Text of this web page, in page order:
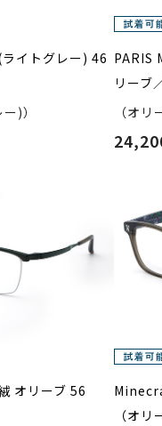
イトグレー) 46
)）
PARIS
リーブ
（オリ
オリーブ 56
（オ